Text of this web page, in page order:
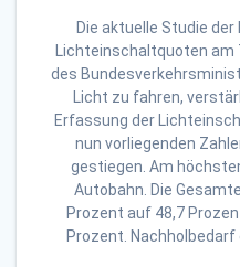
Die aktuelle Studie
Lichteinschaltquoten
des
Licht zu fahren,
Erfassung der
nun vorliegenden
gestiegen. Am
Autobahn. Die
Prozent auf 48,7
Prozent.